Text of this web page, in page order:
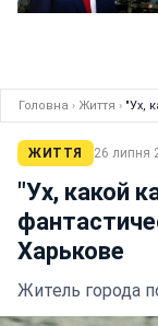
Головна › Життя › "Ух,
ЖИТТЯ 26 липня
"Ух, какой
Харькове
Житель города